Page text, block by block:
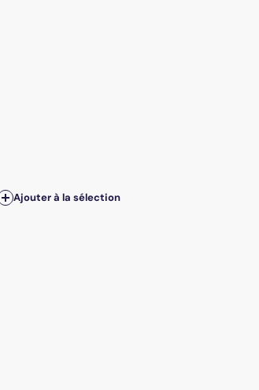
Ajouter à la sélection